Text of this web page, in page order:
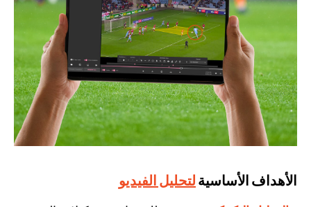
الأهداف الأساسية لتحليل الفيديو